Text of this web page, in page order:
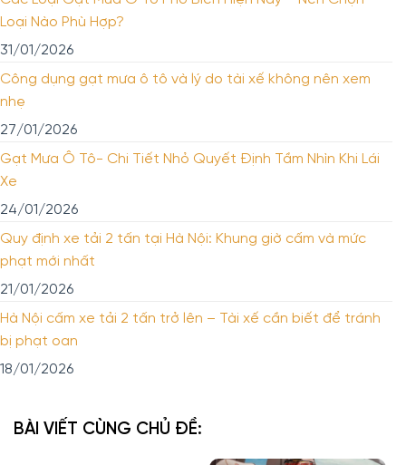
Loại Nào Phù Hợp?
31/01/2026
Công dụng gạt mưa ô tô và lý do tài xế không nên xem
nhẹ
27/01/2026
Gạt Mưa Ô Tô- Chi Tiết Nhỏ Quyết Định Tầm Nhìn Khi Lái
Xe
24/01/2026
Quy định xe tải 2 tấn tại Hà Nội: Khung giờ cấm và mức
phạt mới nhất
21/01/2026
Hà Nội cấm xe tải 2 tấn trở lên – Tài xế cần biết để tránh
bị phạt oan
18/01/2026
BÀI VIẾT CÙNG CHỦ ĐỀ: